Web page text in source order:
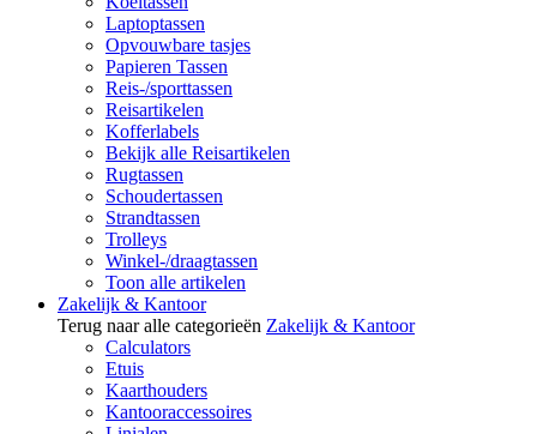
Laptoptassen
Opvouwbare tasjes
Papieren Tassen
Reis-/sporttassen
Reisartikelen
Kofferlabels
Bekijk alle Reisartikelen
Rugtassen
Schoudertassen
Strandtassen
Trolleys
Winkel-/draagtassen
Toon alle artikelen
Zakelijk & Kantoor
Terug naar alle categorieën Zakelijk & Kantoor
Calculators
Etuis
Kaarthouders
Kantooraccessoires